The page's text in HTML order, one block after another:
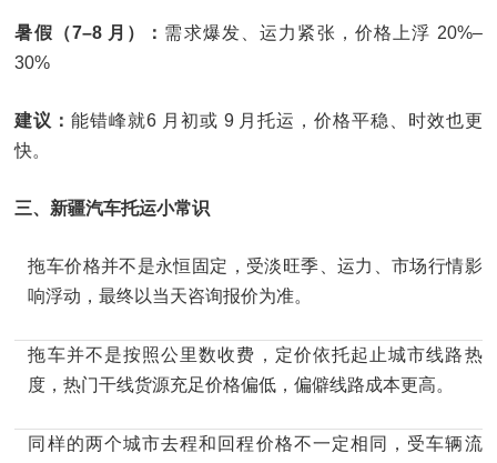
暑假（7–8 月）： 需求爆发、运力紧张，价格上浮 20%–
30%
建议：能错峰就6 月初或 9 月托运，价格平稳、时效也更
快。
三、新疆汽车托运小常识
拖车价格并不是永恒固定，受淡旺季、运力、市场行情影
响浮动，最终以当天咨询报价为准。
拖车并不是按照公里数收费，定价依托起止城市线路热
度，热门干线货源充足价格偏低，偏僻线路成本更高。
同样的两个城市去程和回程价格不一定相同，受车辆流